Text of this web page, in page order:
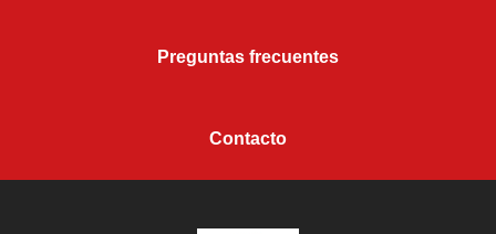
Preguntas frecuentes
Contacto